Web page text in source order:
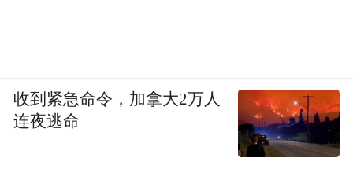
收到紧急命令，加拿大2万人
连夜逃命